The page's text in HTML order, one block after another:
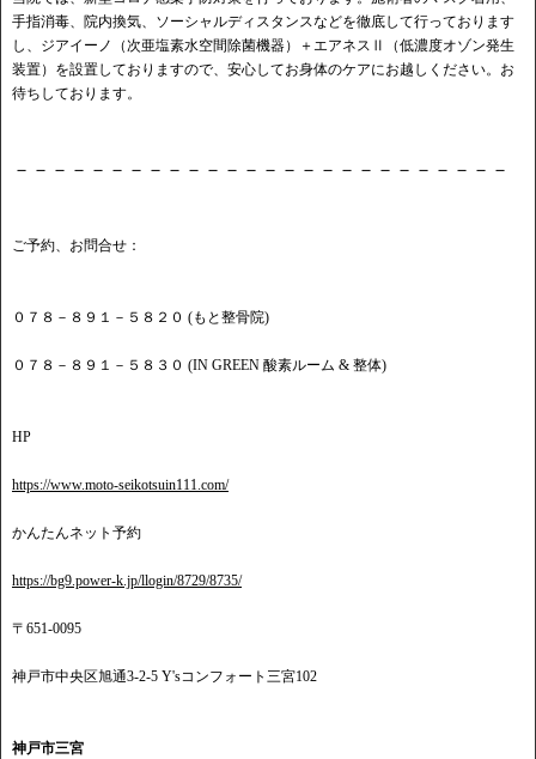
手指消毒、院内換気、ソーシャルディスタンスなどを徹底して行っております
し、ジアイーノ（次亜塩素水空間除菌機器）＋エアネスⅡ（低濃度オゾン発生
装置）を設置しておりますので、安心してお身体のケアにお越しください。お
待ちしております。
－－－－－－－－－－－－－－－－－－－－－－－－－－
ご予約、お問合せ：
０７８－８９１－５８２０ (もと整骨院)
０７８－８９１－５８３０ (IN GREEN 酸素ルーム & 整体)
HP
https://www.moto-seikotsuin111.com/
かんたんネット予約
https://bg9.power-k.jp/llogin/8729/8735/
〒651-0095
神戸市中央区旭通3-2-5 Y'sコンフォート三宮102
神戸市三宮